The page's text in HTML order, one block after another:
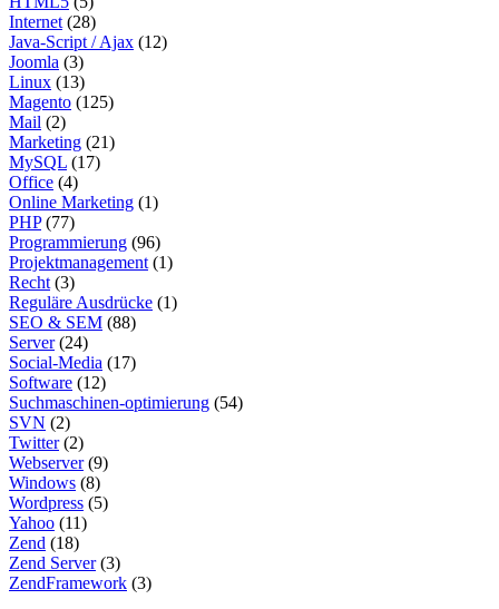
Internet (28)
Java-Script / Ajax (12)
Joomla (3)
Linux (13)
Magento (125)
Mail (2)
Marketing (21)
MySQL (17)
Office (4)
Online Marketing (1)
PHP(77)
Programmierung (96)
Projektmanagement (1)
Recht (3)
Reguläre Ausdrücke (1)
SEO & SEM (88)
Server(24)
Social-Media (17)
Software (12)
Suchmaschinen-optimierung (54)
SVN (2)
Twitter(2)
Webserver(9)
Windows (8)
Wordpress (5)
Yahoo (11)
Zend (18)
Zend Server(3)
ZendFramework (3)